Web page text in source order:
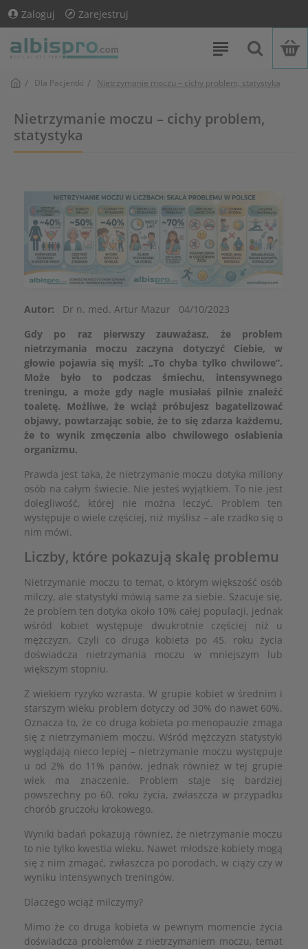
Zaloguj Zarejestruj
Dla Pacjentki Nietrzymanie moczu – cichy problem, statystyka
Nietrzymanie moczu – cichy problem,
statystyka
Autor: Dr n. med. Artur Mazur
04/10/2023
Gdy po raz pierwszy zauważasz, że problem
nietrzymania moczu zaczyna dotyczyć Ciebie, w
głowie pojawia się myśl: „To chyba tylko chwilowe”.
Może było to podczas śmiechu, intensywnego
treningu, a może gdy nagle musiałaś pilnie znaleźć
toaletę. Możliwe, że wciąż próbujesz bagatelizować
objawy, powtarzając sobie, że to się zdarza każdemu,
że to wynik zmęczenia albo chwilowego osłabienia
organizmu.
Prawda jest taka, że nietrzymanie moczu dotyka miliony
osób na całym świecie. Nie jesteś wyjątkiem. To nie jest
dolegliwość, której nie można leczyć. Problem ten
występuje o wiele częściej, niż myślisz – ale rzadko się o
nim mówi.
Liczby, które pokazują skalę problemu
Nietrzymanie moczu to temat, o którym większość osób
milczy, ale statystyki mówią same za siebie. Szacuje się,
że problem ten dotyka około 10% całej populacji, jednak
wśród kobiet występuje dwukrotnie częściej niż u
mężczyzn. Czyli co druga kobieta po 45. roku życia
doświadcza nietrzymania moczu w mniejszym lub
większym stopniu.
Z wiekiem ryzyko wzrasta. W grupie kobiet w średnim i
starszym wieku problem dotyczy od 30% do nawet 60%.
Oznacza to, że co druga kobieta po menopauzie zmaga
się z nietrzymaniem moczu. Wśród mężczyzn statystyki
wyglądają nieco lepiej – nietrzymanie moczu występuje
u od 2% do 11% panów, jednak również w tej grupie
wiek ma znaczenie. Problem staje się bardziej
powszechny po 60. roku życia, zwłaszcza w przypadku
chorób gruczołu krokowego.
Wyniki badań pokazują również, że nietrzymanie moczu
to nie tylko kwestia wieku. Nawet młodsze kobiety mogą
się z nim zmagać, zwłaszcza po porodach, w ciąży czy w
wyniku intensywnych treningów.
Dlaczego wciąż milczymy?
Mimo że co druga kobieta w pewnym momencie życia
doświadcza problemów z nietrzymaniem moczu, temat